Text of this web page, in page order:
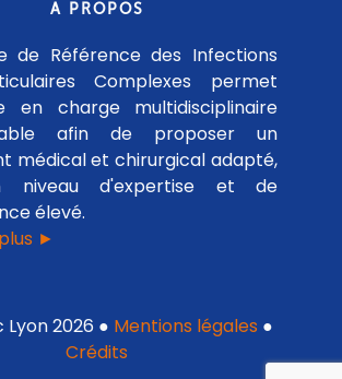
A PROPOS
de Référence des Infections
Complexes permet
en charge multidisciplinaire
afin de proposer un
médical et chirurgical adapté,
niveau d'expertise et de
élevé.
►
Lyon 2026 ● Mentions légales ●
Crédits